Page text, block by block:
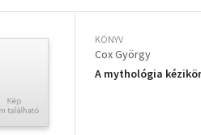
KÖNYV
Cox György
A mythológia